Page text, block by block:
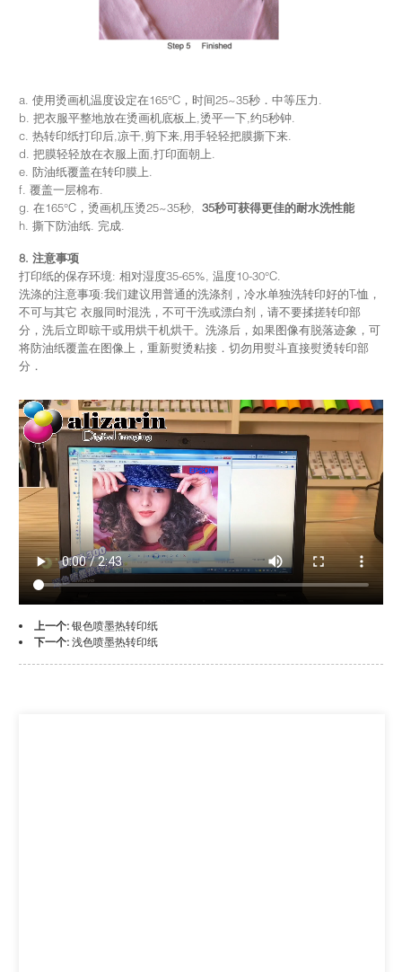
a. 使用烫画机温度设定在165°C，时间25~35秒．中等压力.
b. 把衣服平整地放在烫画机底板上,烫平一下,约5秒钟.
c. 热转印纸打印后,凉干,剪下来,用手轻轻把膜撕下来.
d. 把膜轻轻放在衣服上面,打印面朝上.
e. 防油纸覆盖在转印膜上.
f. 覆盖一层棉布.
g. 在165°C，烫画机压烫25~35秒,35秒可获得更佳的耐水洗性能
h. 撕下防油纸. 完成.
8. 注意事项
打印纸的保存环境: 相对湿度35-65%, 温度10-30°C.
洗涤的注意事项:我们建议用普通的洗涤剂，冷水单独洗转印好的T-恤，
不可与其它 衣服同时混洗，不可干洗或漂白剂，请不要揉搓转印部
分，洗后立即晾干或用烘干机烘干。洗涤后，如果图像有脱落迹象，可
将防油纸覆盖在图像上，重新熨烫粘接．切勿用熨斗直接熨烫转印部
分．
上一个: 银色喷墨热转印纸
下一个: 浅色喷墨热转印纸